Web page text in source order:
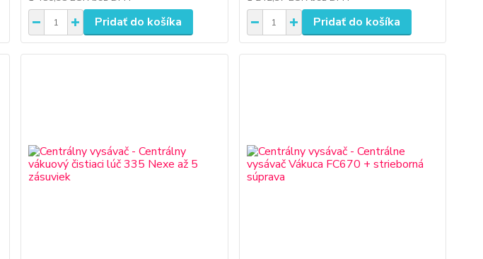
Pridať do košíka Pridať do košíka